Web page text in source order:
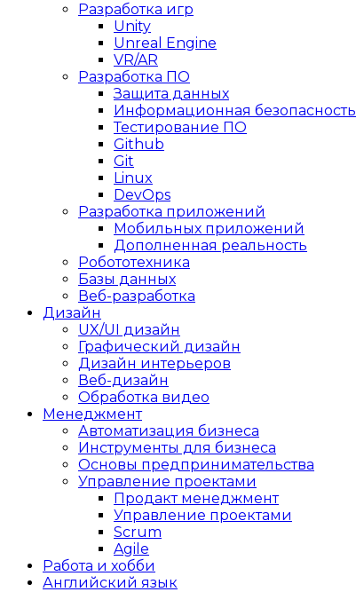
Разработка игр
Unity
Unreal Engine
VR/AR
Разработка ПО
Защита данных
Информационная безопасность
Тестирование ПО
Github
Git
Linux
DevOps
Разработка приложений
Мобильных приложений
Дополненная реальность
Робототехника
Базы данных
Веб-разработка
Дизайн
UX/UI дизайн
Графический дизайн
Дизайн интерьеров
Веб-дизайн
Обработка видео
Менеджмент
Автоматизация бизнеса
Инструменты для бизнеса
Основы предпринимательства
Управление проектами
Продакт менеджмент
Управление проектами
Scrum
Agile
Работа и хобби
Английский язык